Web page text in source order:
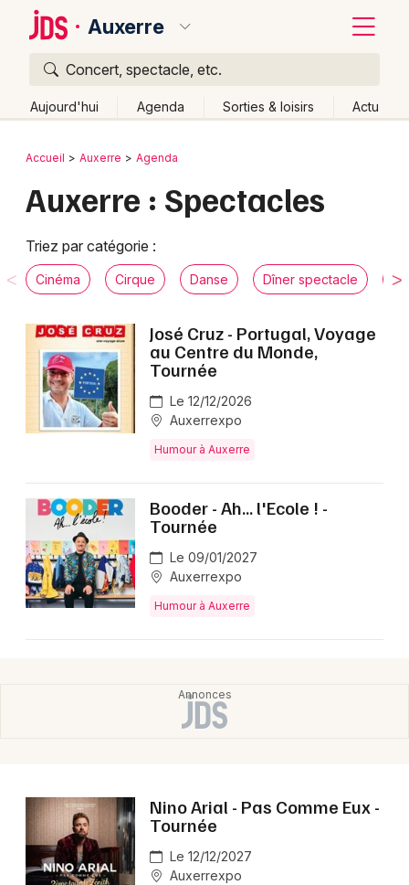
Auxerre
Concert, spectacle, etc.
Aujourd'hui Agenda Sorties & loisirs Actu
Publier un événement
Grands événements
Manifestations
Foires & salons
Sports
Soirées
Spectacles en Bourgogne
Spectacles en Bourgogne-Franche-Comté
Bordeaux
Lille
Marseille
Mulhouse
Montpellier
Paris
Strasbourg
Toulouse
Toutes les villes
Retour
Accueil Auxerre Agenda
Auxerre : Spectacles
Triez par catégorie :
Cinéma Cirque Danse Dîner spectacle
José Cruz - Portugal, Voyage
au Centre du Monde,
Tournée
Le 12/12/2026
Auxerrexpo
Humour à Auxerre
Booder - Ah... l'Ecole ! -
Tournée
Le 09/01/2027
Auxerrexpo
Humour à Auxerre
Nino Arial - Pas Comme Eux -
Tournée
Le 12/12/2027
Auxerrexpo
Quoi ?
Où ?
Partout
Près de moi Changer de lieu
Quand ?
Aujourd'hui
Demain Ce week-end Autre